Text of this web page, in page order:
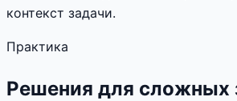
контекст задачи.
Практика
Решения для сложных